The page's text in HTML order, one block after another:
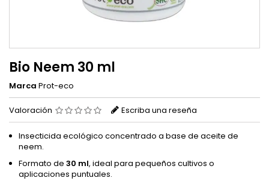
Bio Neem 30 ml
Marca Prot-eco
Valoración Escriba una reseña
Insecticida ecológico concentrado a base de aceite de
neem.
Formato de 30 ml, ideal para pequeños cultivos o
aplicaciones puntuales.